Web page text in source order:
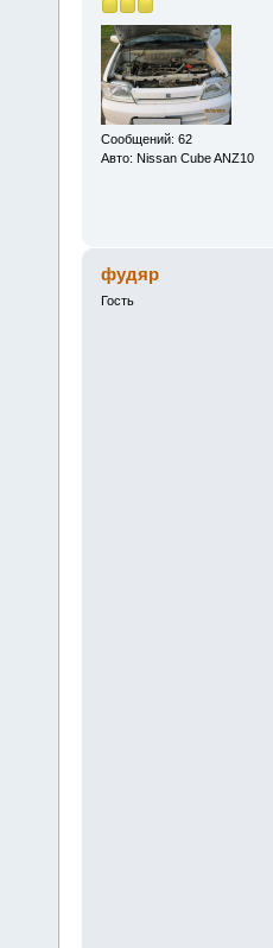
Сообщений: 62
Авто: Nissan Cube ANZ10
фудяр
Гость